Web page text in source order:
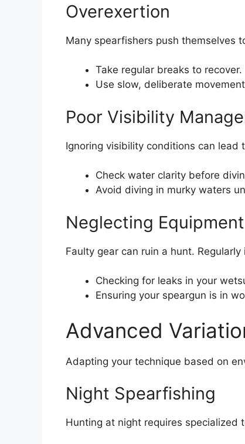
Overexertion
Many spearfishers push themselves
Take regular breaks to recover.
Use slow, deliberate
Poor Visibility
Ignoring visibility conditions can lead
Check water clarity before
Avoid diving in murky waters
Neglecting
Faulty gear can ruin a hunt.
Checking for leaks in your
Ensuring your speargun is in
Advanced
Adapting your technique based on
Night Spearfishing
Hunting at night requires specialized